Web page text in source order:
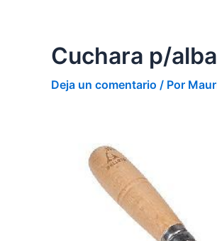
Cuchara p/
Deja un comentario / Por